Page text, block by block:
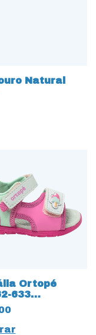
Natural
Ortopé
633
12647